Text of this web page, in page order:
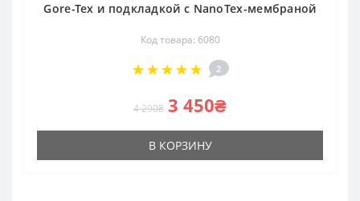
Gore-Tex и подкладкой с NanoTex-мембраной
Код товара: 6080
2
4 290₴ 3 450₴
В КОРЗИНУ